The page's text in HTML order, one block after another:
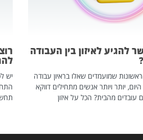
להגיע לאיזון בין העבודה
שמועמדים שאלו בראיון עבודה
יותר ויותר אנשים מתחילים דווקא
מהבית? הכל על איזון
יש